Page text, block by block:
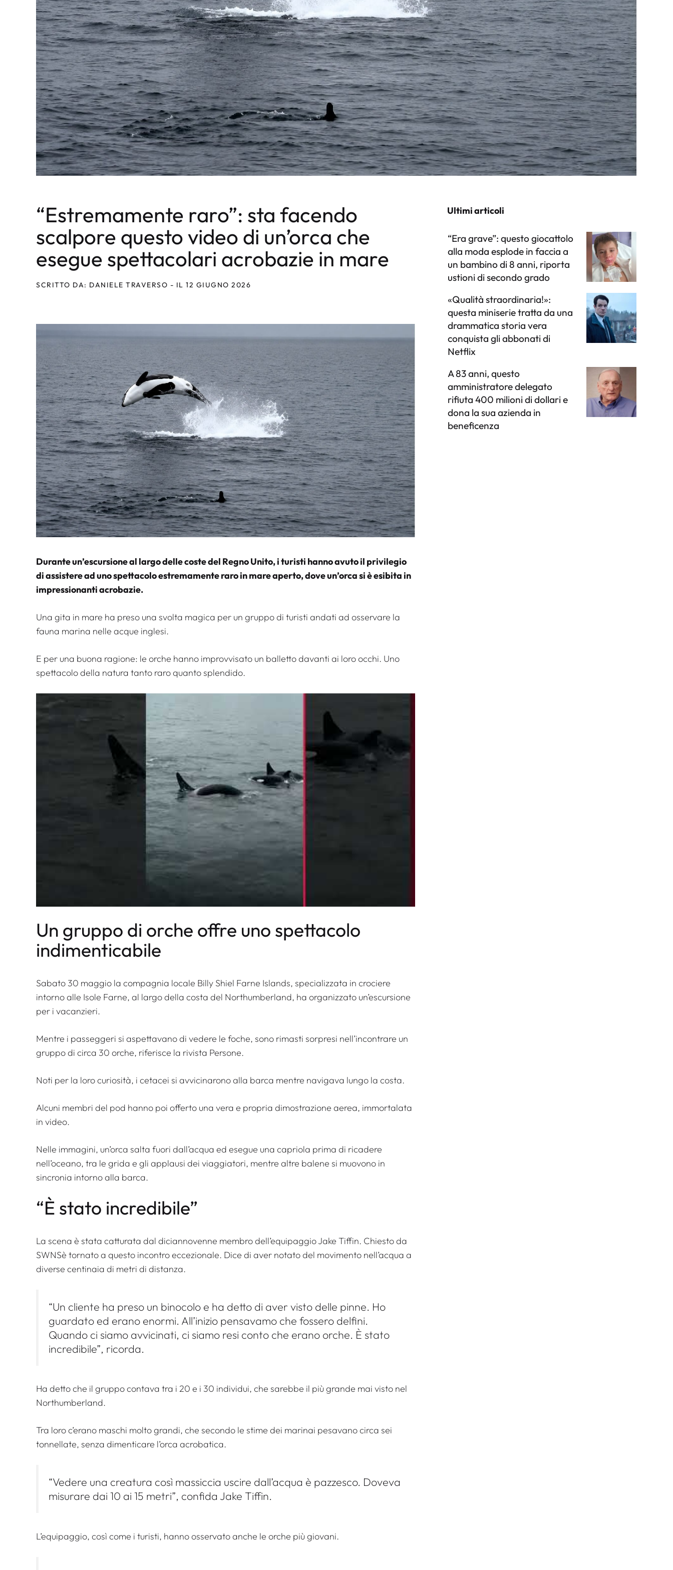
“Estremamente raro”: sta facendo
scalpore questo video di un’orca che
esegue spettacolari acrobazie in mare
SCRITTO DA: DANIELE TRAVERSO - IL 12 GIUGNO 2026
Durante un’escursione al largo delle coste del Regno Unito, i turisti hanno avuto il privilegio
di assistere ad uno spettacolo estremamente raro in mare aperto, dove un’orca si è esibita in
impressionanti acrobazie.
Una gita in mare ha preso una svolta magica per un gruppo di turisti andati ad osservare la
fauna marina nelle acque inglesi.
E per una buona ragione: le orche hanno improvvisato un balletto davanti ai loro occhi. Uno
spettacolo della natura tanto raro quanto splendido.
Un gruppo di orche offre uno spettacolo
indimenticabile
Sabato 30 maggio la compagnia locale Billy Shiel Farne Islands, specializzata in crociere
intorno alle Isole Farne, al largo della costa del Northumberland, ha organizzato un’escursione
per i vacanzieri.
Mentre i passeggeri si aspettavano di vedere le foche, sono rimasti sorpresi nell’incontrare un
gruppo di circa 30 orche, riferisce la rivista Persone.
Noti per la loro curiosità, i cetacei si avvicinarono alla barca mentre navigava lungo la costa.
Alcuni membri del pod hanno poi offerto una vera e propria dimostrazione aerea, immortalata
in video.
Nelle immagini, un’orca salta fuori dall’acqua ed esegue una capriola prima di ricadere
nell’oceano, tra le grida e gli applausi dei viaggiatori, mentre altre balene si muovono in
sincronia intorno alla barca.
“È stato incredibile”
La scena è stata catturata dal diciannovenne membro dell’equipaggio Jake Tiffin. Chiesto da
SWNSè tornato a questo incontro eccezionale. Dice di aver notato del movimento nell’acqua a
diverse centinaia di metri di distanza.
“Un cliente ha preso un binocolo e ha detto di aver visto delle pinne. Ho
guardato ed erano enormi. All’inizio pensavamo che fossero delfini.
Quando ci siamo avvicinati, ci siamo resi conto che erano orche. È stato
incredibile”, ricorda.
Ha detto che il gruppo contava tra i 20 e i 30 individui, che sarebbe il più grande mai visto nel
Northumberland.
Tra loro c’erano maschi molto grandi, che secondo le stime dei marinai pesavano circa sei
tonnellate, senza dimenticare l’orca acrobatica.
“Vedere una creatura così massiccia uscire dall’acqua è pazzesco. Doveva
misurare dai 10 ai 15 metri”, confida Jake Tiffin.
L’equipaggio, così come i turisti, hanno osservato anche le orche più giovani.
Ultimi articoli
“Era grave”: questo giocattolo
alla moda esplode in faccia a
un bambino di 8 anni, riporta
ustioni di secondo grado
«Qualità straordinaria!»:
questa miniserie tratta da una
drammatica storia vera
conquista gli abbonati di
Netflix
A 83 anni, questo
amministratore delegato
rifiuta 400 milioni di dollari e
dona la sua azienda in
beneficenza